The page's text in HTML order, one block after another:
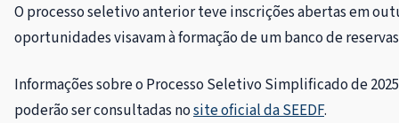
O processo seletivo anterior teve inscrições abertas em
oportunidades visavam à formação de um banco de
Informações sobre o Processo Seletivo Simplificado de
poderão ser consultadas nosite oficial da SEEDF.